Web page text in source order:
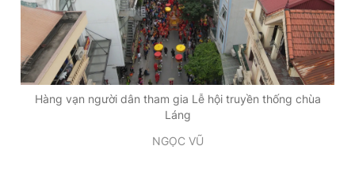
Hàng vạn người dân tham gia Lễ hội truyền thống chùa
Láng
NGỌC VŨ